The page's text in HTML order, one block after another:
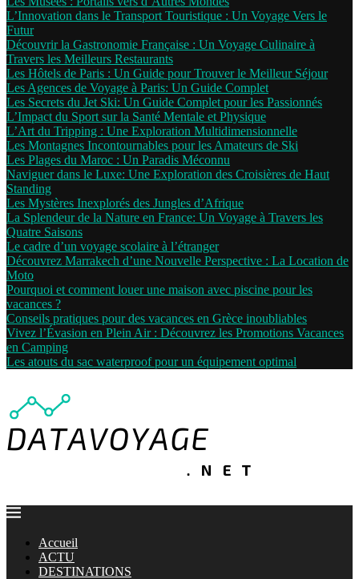
L’Innovation dans le Transport Touristique : Un Voyage Vers le
Futur
Découvrir la Gastronomie Française : Un Voyage Culinaire à
Travers les Meilleurs Restaurants
Les Hôtels de Paris : Un Guide pour Trouver le Meilleur Séjour
Les Agences de Voyage à Paris: Un Guide Complet
Les Secrets du Jet Ski: Un Guide Complet pour les Passionnés
L’Impact du Sport sur la Santé Mentale et Physique
L’Art du Tripping : Une Exploration Multidimensionnelle
Les Montagnes Incontournables pour les Amateurs de Ski
Les Plages du Maroc : Un Paradis Méconnu
Naviguer dans le Luxe: Une Exploration des Croisières de Haut
Standing
Les Mystères Inexplorés des Jungles d’Afrique
La Splendeur de la Nature en France: Un Voyage à Travers les
Quatre Saisons
Le cadre d’un voyage scolaire à l’étranger
Découvrez Marrakech d’une Nouvelle Perspective : La Location de
Moto
Pourquoi et comment louer une maison avec piscine pour les
vacances ?
Conseils pratiques pour des vacances en Grèce inoubliables
Vivez l’Évasion en Plein Air : Découvrez les Promotions Vacances
en Camping
Les atouts du sac waterproof pour un équipement optimal
Accueil
ACTU
DESTINATIONS